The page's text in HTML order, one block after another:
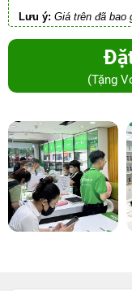
Lưu ý: Giá trên đã bao
(Tặng